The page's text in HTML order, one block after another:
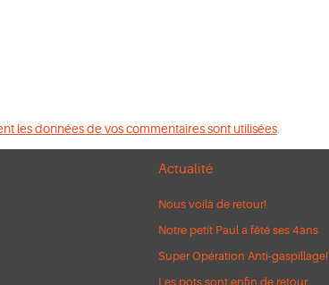
les données de vos commentaires sont utilisées
Actualité
Nous voilà de retour!
Notre petit Paul a fêté ses 4ans
Super Opération Anti-gaspillage!
Les pots sont enfin de retour